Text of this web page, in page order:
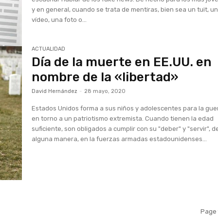
y en general, cuando se trata de mentiras, bien sea un tuit, un
vídeo, una foto o...
ACTUALIDAD
Día de la muerte en EE.UU. en
nombre de la «libertad»
David Hernández - 28 mayo, 2020
Estados Unidos forma a sus niños y adolescentes para la
en torno a un patriotismo extremista. Cuando tienen la edad
suficiente, son obligados a cumplir con su "deber" y "servir",
alguna manera, en la fuerzas armadas estadounidenses...
Page